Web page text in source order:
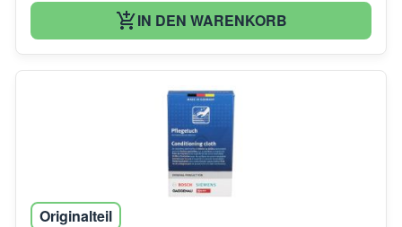
IN DEN WARENKORB
Originalteil